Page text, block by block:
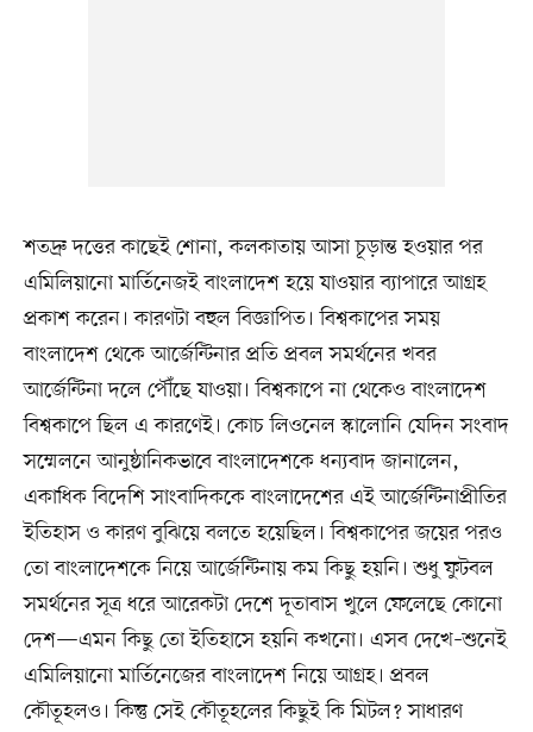
শতদ্রু দত্তের কাছেই শোনা, কলকাতায় আসা চূড়ান্ত হওয়ার পর
এমিলিয়ানো মার্তিনেজই বাংলাদেশ হয়ে যাওয়ার ব্যাপারে আগ্রহ
প্রকাশ করেন। কারণটা বহুল বিজ্ঞাপিত। বিশ্বকাপের সময়
বাংলাদেশ থেকে আর্জেন্টিনার প্রতি প্রবল সমর্থনের খবর
আর্জেন্টিনা দলে পৌঁছে যাওয়া। বিশ্বকাপে না থেকেও বাংলাদেশ
বিশ্বকাপে ছিল এ কারণেই। কোচ লিওনেল স্কালোনি যেদিন সংবাদ
সম্মেলনে আনুষ্ঠানিকভাবে বাংলাদেশকে ধন্যবাদ জানালেন,
একাধিক বিদেশি সাংবাদিককে বাংলাদেশের এই আর্জেন্টিনাপ্রীতির
ইতিহাস ও কারণ বুঝিয়ে বলতে হয়েছিল। বিশ্বকাপের জয়ের পরও
তো বাংলাদেশকে নিয়ে আর্জেন্টিনায় কম কিছু হয়নি। শুধু ফুটবল
সমর্থনের সূত্র ধরে আরেকটা দেশে দূতাবাস খুলে ফেলেছে কোনো
দেশ—এমন কিছু তো ইতিহাসে হয়নি কখনো। এসব দেখে–শুনেই
এমিলিয়ানো মার্তিনেজের বাংলাদেশ নিয়ে আগ্রহ। প্রবল
কৌতূহলও। কিন্তু সেই কৌতূহলের কিছুই কি মিটল? সাধারণ